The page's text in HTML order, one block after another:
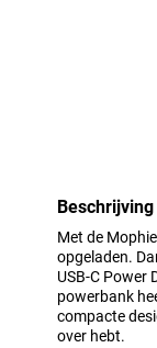
Met de
opgeladen.
USB-C Power
powerbank
compacte
over hebt.